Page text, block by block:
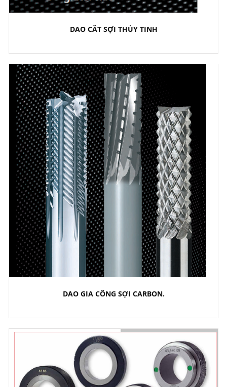
DAO CẮT SỢI THỦY TINH
DAO GIA CÔNG SỢI CARBON.